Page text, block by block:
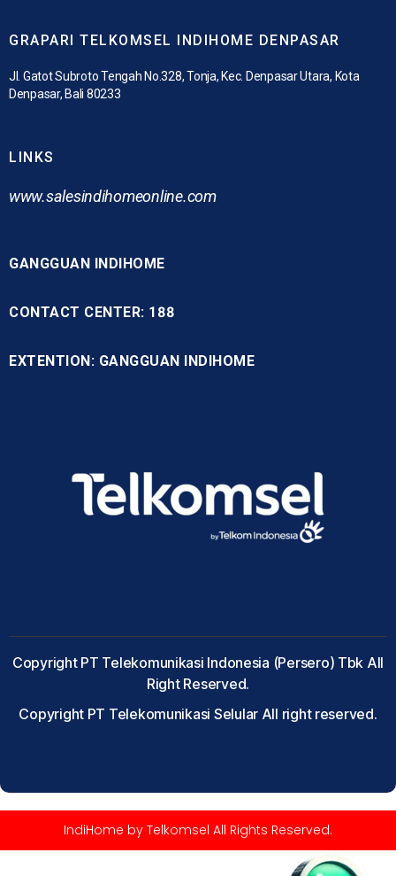
GRAPARI TELKOMSEL INDIHOME DENPASAR
Jl. Gatot Subroto Tengah No.328, Tonja, Kec. Denpasar Utara, Kota
Denpasar, Bali 80233
LINKS
www.salesindihomeonline.com
GANGGUAN INDIHOME
CONTACT CENTER: 188
EXTENTION: GANGGUAN INDIHOME
Copyright PT Telekomunikasi Indonesia (Persero) Tbk All
Right Reserved.
Copyright PT Telekomunikasi Selular All right reserved.
IndiHome by Telkomsel All Rights Reserved.